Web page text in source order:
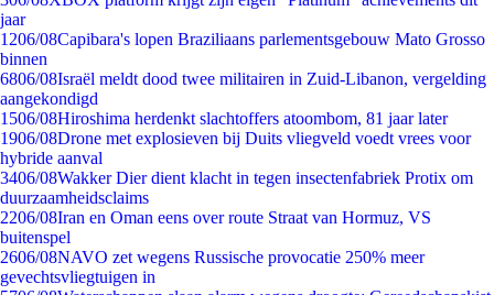
jaar
1206/08Capibara's lopen Braziliaans parlementsgebouw Mato Grosso
binnen
6806/08Israël meldt dood twee militairen in Zuid-Libanon, vergelding
aangekondigd
1506/08Hiroshima herdenkt slachtoffers atoombom, 81 jaar later
1906/08Drone met explosieven bij Duits vliegveld voedt vrees voor
hybride aanval
3406/08Wakker Dier dient klacht in tegen insectenfabriek Protix om
duurzaamheidsclaims
2206/08Iran en Oman eens over route Straat van Hormuz, VS
buitenspel
2606/08NAVO zet wegens Russische provocatie 250% meer
gevechtsvliegtuigen in